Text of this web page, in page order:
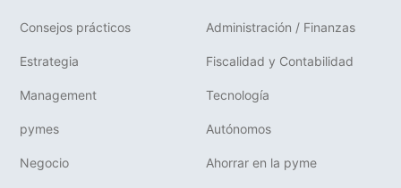
Consejos prácticos Administración / Finanzas
Estrategia Fiscalidad y Contabilidad
Management Tecnología
pymes Autónomos
Negocio Ahorrar en la pyme